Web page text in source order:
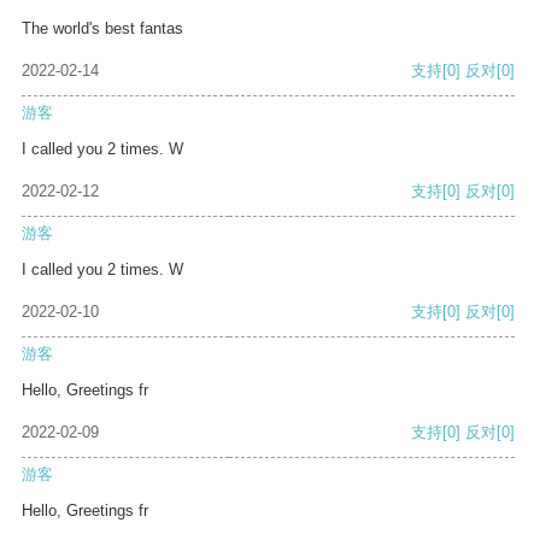
The world's best fantas
2022-02-14 支持[0] 反对[0]
游客
I called you 2 times. W
2022-02-12 支持[0] 反对[0]
游客
I called you 2 times. W
2022-02-10 支持[0] 反对[0]
游客
Hello, Greetings fr
2022-02-09 支持[0] 反对[0]
游客
Hello, Greetings fr